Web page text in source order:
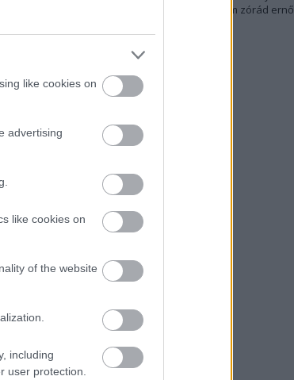
like cookies on
advertising
like cookies on
of the website
including
user protection.
zenés film zórád ernő
Linkblog
FILM: Pressure
MAKETT: Matilda
KÖNYV: Star Wars: Vector Prime (Új
jedi-rend sorozat 1.)
KÉPREGÉNY: Lucas háborúja 2.
SOROZAT: Alien: Föld
PC: Cleared Hot (demó verzió)
MAKETT: Elefant páncélvadász